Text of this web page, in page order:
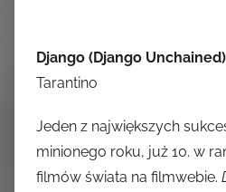
Django (Django Unchained)
Tarantino
Jeden z największych
minionego roku, już 10. w
filmów świata na filmwebie.